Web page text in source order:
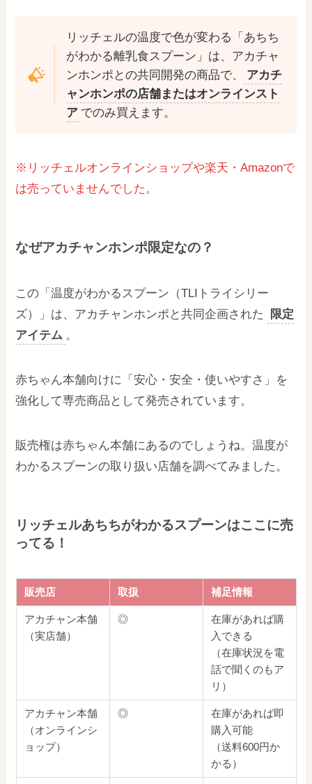
リッチェルの温度で色が変わる「あちち
がわかる離乳食スプーン」は、アカチャ
ンホンポとの共同開発の商品で、
アカチ
ャンホンポの店舗またはオンラインスト
ア でのみ買えます。
※リッチェルオンラインショップや楽天・Amazonで
は売っていませんでした。
なぜアカチャンホンポ限定なの？
この「温度がわかるスプーン（TLIトライシリー
ズ）」は、アカチャンホンポと共同企画された
限定
アイテム 。
赤ちゃん本舗向けに「安心・安全・使いやすさ」を
強化して専売商品として発売されています。
販売権は赤ちゃん本舗にあるのでしょうね。温度が
わかるスプーンの取り扱い店舗を調べてみました。
リッチェルあちちがわかるスプーンはここに売
ってる！
販売店 取扱 補足情報
アカチャン本舗
（実店舗）
◎
在庫があれば購
入できる
（在庫状況を電
話で聞くのもア
リ）
アカチャン本舗
（オンラインシ
ョップ）
◎
在庫があれば即
購入可能
（送料600円か
かる）